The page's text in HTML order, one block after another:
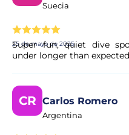
Suecia
25 de mayo de 2025
Super fun, quiet dive
under longer than
CR Carlos Romero
Argentina